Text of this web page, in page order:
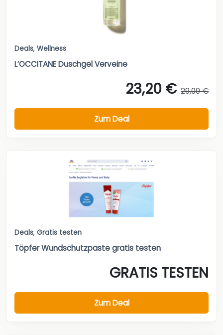
Deals, Wellness
L’OCCITANE Duschgel Verveine
23,20 € 29,00 €
Zum Deal
Deals, Gratis testen
Töpfer Wundschutzpaste gratis testen
GRATIS TESTEN
Zum Deal